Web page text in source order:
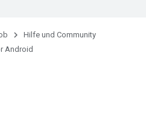
Hilfe und Community
Android